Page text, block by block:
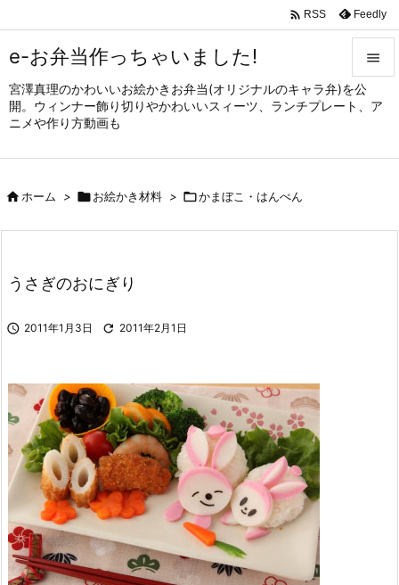
e-お弁当作っちゃいました!
宮澤真理のかわいいお絵かきお弁当(オリジナルのキャラ弁)を公
開。ウィンナー飾り切りやかわいいスィーツ、ランチプレート、ア
ニメや作り方動画も


メニュ
サイド

 RSS Feedly
ホーム > お絵かき材料 > かまぼこ・はんぺん
うさぎのおにぎり
 2011年1月3日  2011年2月1日